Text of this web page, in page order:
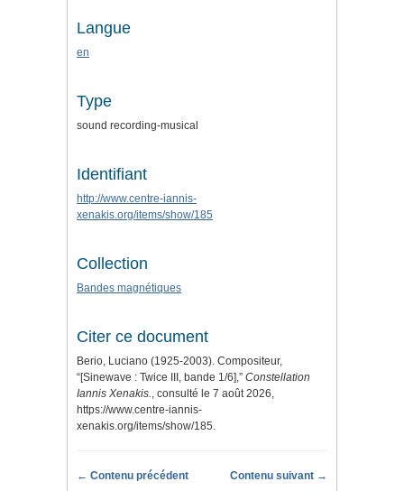
Langue
en
Type
sound recording-musical
Identifiant
http://www.centre-iannis-
xenakis.org/items/show/185
Collection
Bandes magnétiques
Citer ce document
Berio, Luciano (1925-2003). Compositeur,
“[Sinewave : Twice III, bande 1/6],” Constellation
Iannis Xenakis., consulté le 7 août 2026,
https://www.centre-iannis-
xenakis.org/items/show/185.
← Contenu précédent Contenu suivant →